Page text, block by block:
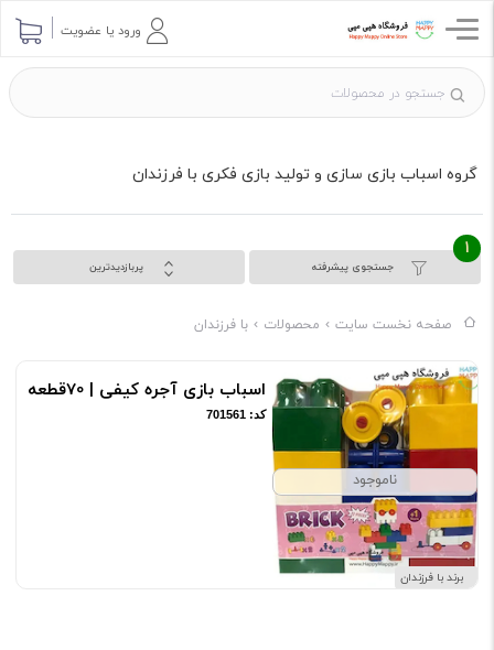
ورود یا عضویت
گروه اسباب بازی سازی و تولید بازی فکری با فرزندان
جستجوی پیشرفته
1
پربازدیدترین
صفحه نخست سایت محصولات با فرزندان
ناموجود
برند با فرزندان
اسباب بازی آجره کیفی | 70قطعه
کد: 701561